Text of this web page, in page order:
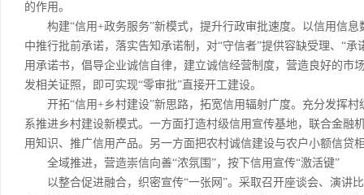
的作用。
构建“信用+政务服务”新模式，提升行政审批速度。以信用信息
中推行批前承诺，落实告知承诺制，对“守信者”提供容缺受理、“
用承诺书，倡导企业诚信自律，建立诚信经营制度，营造良好的
发相关证照，即可实现“零审批”直接开工建设。
开拓“信用+乡村建设”新思路，拓宽信用辐射广度。充分发挥村
系推进乡村建设新模式。一方面打造村级信用宣传基地，联合金
用知识、推广信用产品。另一方面把农村诚信建设与农户小额信贷
全域推进，营造崇信向善“浓氛围”，按下信用宣传“激活键”
以整合促进融合，织密宣传“一张网”。采取召开座谈会、演讲